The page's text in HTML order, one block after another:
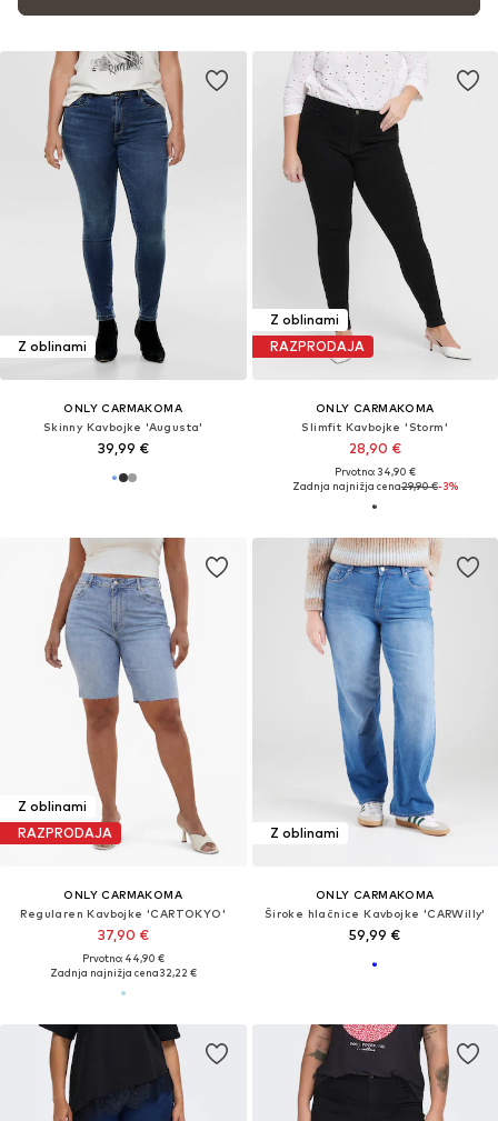
Z oblinami
ONLY CARMAKOMA
Skinny Kavbojke 'Augusta'
39,99 €
Z oblinami
RAZPRODAJA
ONLY CARMAKOMA
Slimfit Kavbojke 'Storm'
28,90 €
Prvotno: 34,90 €
Zadnja najnižja cena29,90 €-3%
Z oblinami
RAZPRODAJA
ONLY CARMAKOMA
Regularen Kavbojke 'CARTOKYO'
37,90 €
Prvotno: 44,90 €
Zadnja najnižja cena32,22 €
Z oblinami
ONLY CARMAKOMA
Široke hlačnice Kavbojke 'CARWilly'
59,99 €